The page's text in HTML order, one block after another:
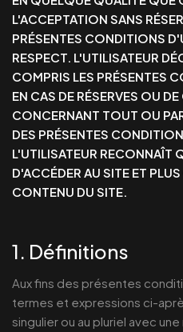
L'ACCEPTATION SANS
PRÉSENTES CONDITIONS
RESPECT. L'UTILISATEUR
COMPRIS LES PRÉSENTES
EN CAS DE RÉSERVES OU
CONCERNANT TOUT OU
DES PRÉSENTES
L'UTILISATEUR RECONNAÎT
D'ACCÉDER AU SITE ET
CONTENU DU SITE.
1. Définitions
Aux fins des présentes
termes et expressions ci-
singulier ou au pluriel avec